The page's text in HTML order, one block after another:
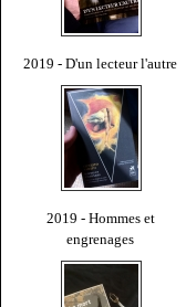
2019 - D'un lecteur l'autre
2019 - Hommes et
engrenages